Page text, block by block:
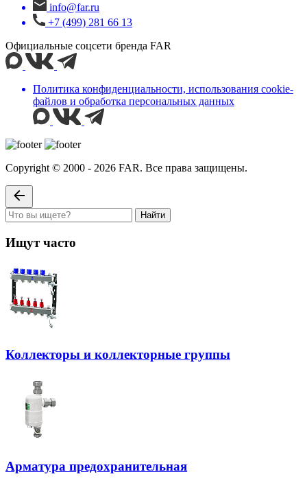
info@far.ru
+7 (499) 281 66 13
Официальные соцсети бренда FAR
Политика конфиденциальности, использования сookie-
файлов и обработка персональных данных
Copyright © 2000 - 2026 FAR. Все права защищены.
Найти
Ищут часто
Коллекторы и коллекторные группы
Арматура предохранительная